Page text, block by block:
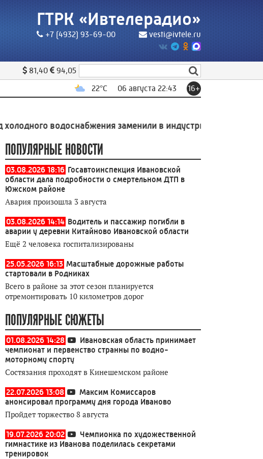
ГТРК «Ивтелерадио»
+7 (4932) 93-69-00 vesti@ivtele.ru
81,40
94,05
22°C 06 августа 22:43 16+
водоснабжения заменили в индустриальном парке Родники
ПОПУЛЯРНЫЕ НОВОСТИ
03.08.2026 18:16 Госавтоинспекция Ивановской
области дала подробности о смертельном ДТП в
Южском районе
Авария произошла 3 августа
03.08.2026 14:14 Водитель и пассажир погибли в
аварии у деревни Китайново Ивановской области
Ещё 2 человека госпитализированы
25.05.2026 16:13 Масштабные дорожные работы
стартовали в Родниках
Всего в районе за этот сезон планируется
отремонтировать 10 километров дорог
ПОПУЛЯРНЫЕ СЮЖЕТЫ
01.08.2026 14:28
Ивановская область принимает
чемпионат и первенство странны по водно-
моторному спорту
Состязания проходят в Кинешемском районе
22.07.2026 13:08
Максим Комиссаров
анонсировал программу дня города Иваново
Пройдет торжество 8 августа
19.07.2026 20:02
Чемпионка по художественной
гимнастике из Иванова поделилась секретами
тренировок